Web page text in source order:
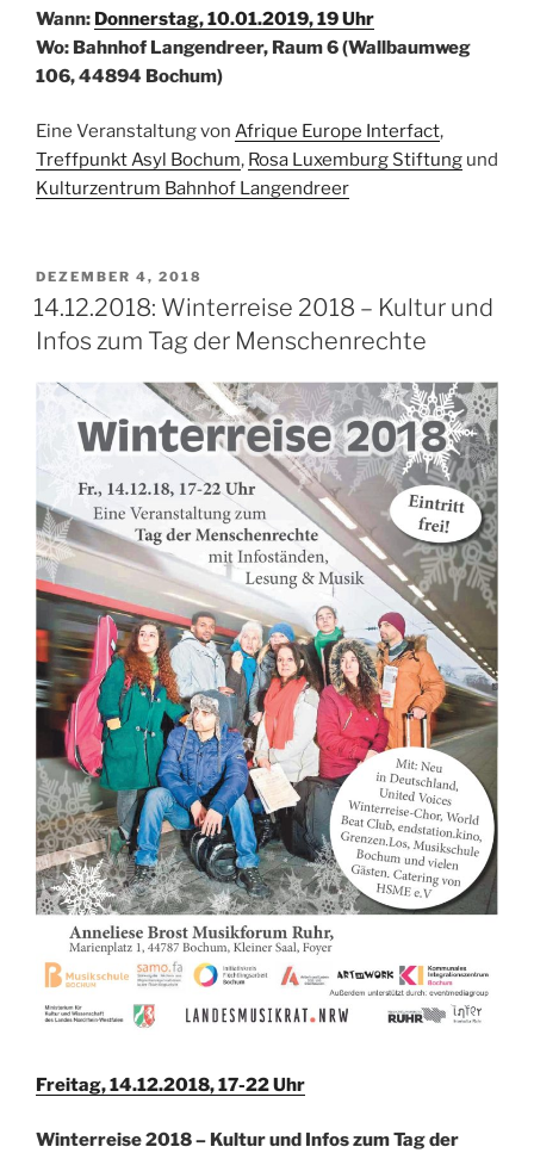
Wann: Donnerstag, 10.01.2019, 19 Uhr
Wo: Bahnhof Langendreer, Raum 6 (Wallbaumweg
106, 44894 Bochum)
Eine Veranstaltung von Afrique Europe Interfact,
Treffpunkt Asyl Bochum, Rosa Luxemburg Stiftung und
Kulturzentrum Bahnhof Langendreer
VERÖFFENTLICHT
AM
DEZEMBER 4, 2018
14.12.2018: Winterreise 2018 – Kultur und
Infos zum Tag der Menschenrechte
Freitag, 14.12.2018, 17-22 Uhr
Winterreise 2018 – Kultur und Infos zum Tag der